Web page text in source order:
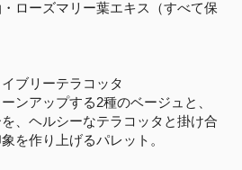
ローズマリー葉エキス（すべて保
イブリーテラコッタ
ンアップする2種のベージュと、
、ヘルシーなテラコッタと掛け合
を作り上げるパレット。